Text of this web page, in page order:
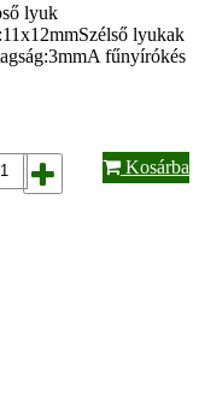
lyuk
lyukak
fűnyírókés
Kosárba